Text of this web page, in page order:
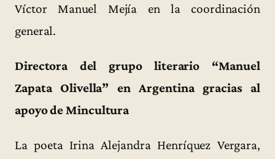
Víctor Manuel Mejía en la coordinación
general.
Directora del grupo literario “Manuel
Zapata Olivella” en Argentina gracias al
apoyo de Mincultura
La poeta Irina Alejandra Henríquez Vergara,